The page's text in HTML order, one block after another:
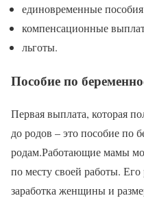
единовременные
компенсационные
льготы.
Пособие по
Первая выплата, которая
до родов – это пособие по
родам.Работающие мамы
по месту своей работы. Его
заработка женщины и